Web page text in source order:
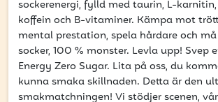
PRENUMERERA
sockerenergi, fylld med taurin, L-
koffein och B-vitaminer. Kämpa mot
mental prestation, spela hårdare och
socker, 100 % monster. Levla upp! Svep
Energy Zero Sugar. Lita på oss, du
kunna smaka skillnaden. Detta är den
smakmatchningen! Vi stödjer scenen,